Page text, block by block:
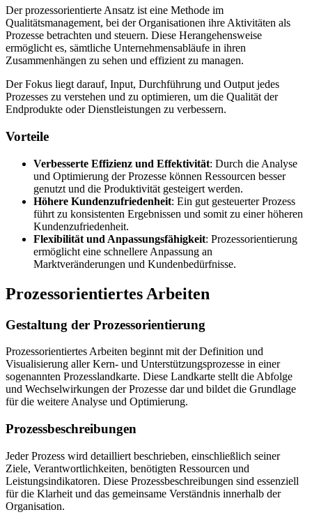
Der prozessorientierte Ansatz ist eine Methode im
Qualitätsmanagement, bei der Organisationen ihre Aktivitäten als
Prozesse betrachten und steuern. Diese Herangehensweise
ermöglicht es, sämtliche Unternehmensabläufe in ihren
Zusammenhängen zu sehen und effizient zu managen.
Der Fokus liegt darauf, Input, Durchführung und Output jedes
Prozesses zu verstehen und zu optimieren, um die Qualität der
Endprodukte oder Dienstleistungen zu verbessern.
Vorteile
Verbesserte Effizienz und Effektivität: Durch die Analyse
und Optimierung der Prozesse können Ressourcen besser
genutzt und die Produktivität gesteigert werden.
Höhere Kundenzufriedenheit: Ein gut gesteuerter Prozess
führt zu konsistenten Ergebnissen und somit zu einer höheren
Kundenzufriedenheit.
Flexibilität und Anpassungsfähigkeit: Prozessorientierung
ermöglicht eine schnellere Anpassung an
Marktveränderungen und Kundenbedürfnisse.
Prozessorientiertes Arbeiten
Gestaltung der Prozessorientierung
Prozessorientiertes Arbeiten beginnt mit der Definition und
Visualisierung aller Kern- und Unterstützungsprozesse in einer
sogenannten Prozesslandkarte. Diese Landkarte stellt die Abfolge
und Wechselwirkungen der Prozesse dar und bildet die Grundlage
für die weitere Analyse und Optimierung.
Prozessbeschreibungen
Jeder Prozess wird detailliert beschrieben, einschließlich seiner
Ziele, Verantwortlichkeiten, benötigten Ressourcen und
Leistungsindikatoren. Diese Prozessbeschreibungen sind essenziell
für die Klarheit und das gemeinsame Verständnis innerhalb der
Organisation.